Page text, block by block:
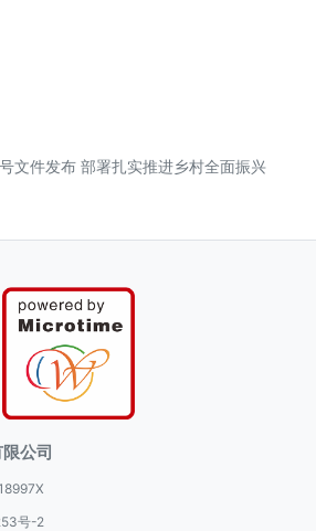
文件发布 部署扎实推进乡村全面振兴
公司
号-2